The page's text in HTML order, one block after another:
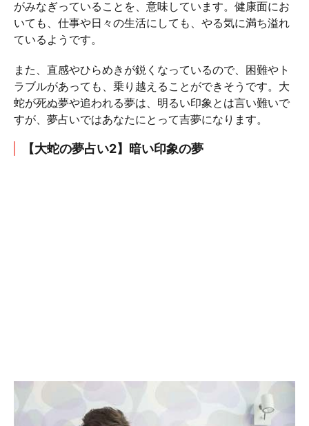
がみなぎっていることを、意味しています。健康面にお
いても、仕事や日々の生活にしても、やる気に満ち溢れ
ているようです。
また、直感やひらめきが鋭くなっているので、困難やト
ラブルがあっても、乗り越えることができそうです。大
蛇が死ぬ夢や追われる夢は、明るい印象とは言い難いで
すが、夢占いではあなたにとって吉夢になります。
【大蛇の夢占い2】暗い印象の夢